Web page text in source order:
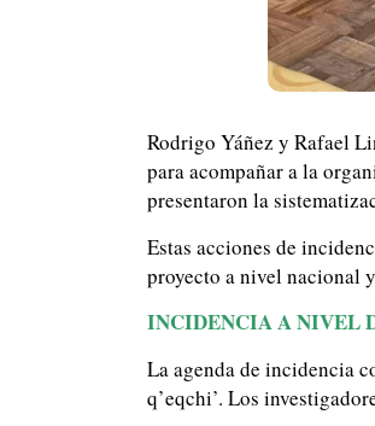
Rodrigo Yáñez y Rafael
para acompañar a la
presentaron la
Estas acciones de
proyecto a nivel nacional
INCIDENCIA A NIVEL
La agenda de incidencia
q’eqchi’. Los